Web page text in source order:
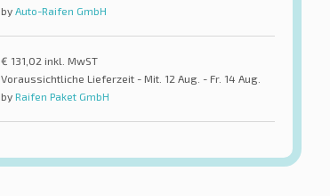
by Auto-Raifen GmbH
€ 131,02 inkl. MwST
Voraussichtliche Lieferzeit - Mit. 12 Aug. - Fr. 14 Aug.
by Raifen Paket GmbH